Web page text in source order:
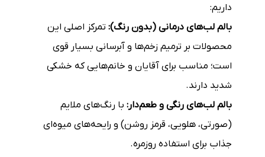
داریم:
بالم لب‌های درمانی (بدون رنگ): تمرکز اصلی این
محصولات بر ترمیم زخم‌ها و آبرسانی بسیار قوی
است؛ مناسب برای آقایان و خانم‌هایی که خشکی
شدید دارند.
بالم لب‌های رنگی و طعم‌دار: با رنگ‌های ملایم
(صورتی، هلویی، قرمز روشن) و رایحه‌های میوه‌ای
جذاب برای استفاده روزمره.